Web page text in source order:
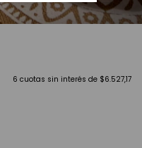
6 cuotas sin interés de $6.527,17